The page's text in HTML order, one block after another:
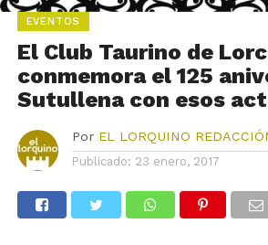
EVENTOS
El Club Taurino de
conmemora el 125
Sutullena con esos
Por EL LORQUINO
Publicado: 23 enero, 2017